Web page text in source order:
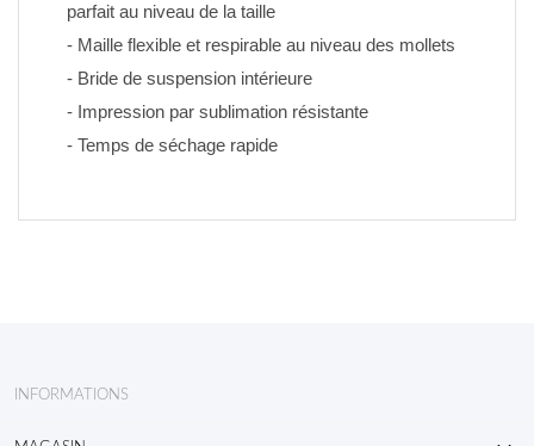
parfait au niveau de la taille
- Maille flexible et respirable au niveau des mollets
- Bride de suspension intérieure
- Impression par sublimation résistante
- Temps de séchage rapide
INFORMATIONS